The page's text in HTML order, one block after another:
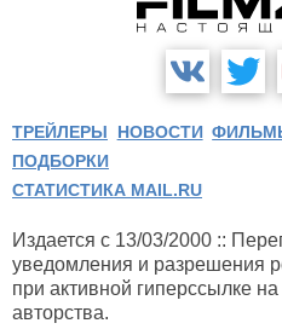
ТРЕЙЛЕРЫ НОВОСТИ
ПОДБОРКИ
СТАТИСТИКА MAIL.RU
Издается с 13/03/2000 ::
уведомления и разрешения
при активной гиперссылке на
авторства.